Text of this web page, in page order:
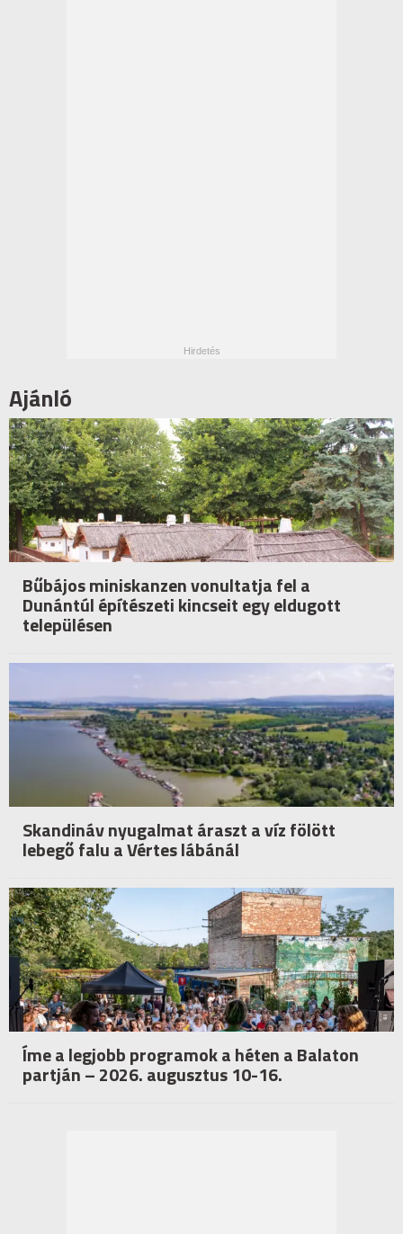
Ajánló
Bűbájos miniskanzen vonultatja fel a
Dunántúl építészeti kincseit egy eldugott
településen
Skandináv nyugalmat áraszt a víz fölött
lebegő falu a Vértes lábánál
Íme a legjobb programok a héten a Balaton
partján – 2026. augusztus 10-16.